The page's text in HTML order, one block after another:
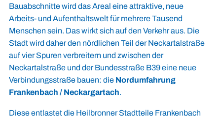
Bauabschnitte wird das Areal eine attraktive, neue
Arbeits- und Aufenthaltswelt für mehrere Tausend
Menschen sein. Das wirkt sich auf den Verkehr aus. Die
Stadt wird daher den nördlichen Teil der Neckartalstraße
auf vier Spuren verbreitern und zwischen der
Neckartalstraße und der Bundesstraße B39 eine neue
Verbindungsstraße bauen: die Nordumfahrung
Frankenbach / Neckargartach.
Diese entlastet die Heilbronner Stadtteile Frankenbach